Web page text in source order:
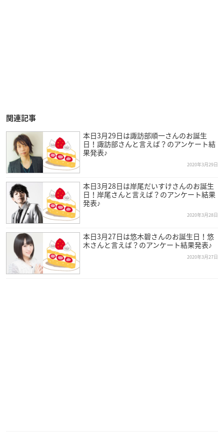
関連記事
本日3月29日は諏訪部順一さんのお誕生
日！諏訪部さんと言えば？のアンケート結
果発表♪
2020年3月29日
本日3月28日は岸尾だいすけさんのお誕生
日！岸尾さんと言えば？のアンケート結果
発表♪
2020年3月28日
本日3月27日は悠木碧さんのお誕生日！悠
木さんと言えば？のアンケート結果発表♪
2020年3月27日